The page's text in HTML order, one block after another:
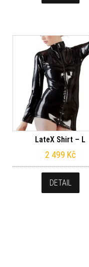
LateX Shirt – L
2 499 Kč
DETAIL